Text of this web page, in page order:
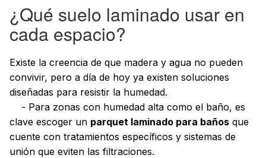
¿Qué suelo laminado usar en
cada espacio?
Existe la creencia de que madera y agua no pueden
convivir, pero a día de hoy ya existen soluciones
diseñadas para resistir la humedad.
- Para zonas con humedad alta como el baño, es
clave escoger un parquet laminado para baños que
cuente con tratamientos específicos y sistemas de
unión que eviten las filtraciones.